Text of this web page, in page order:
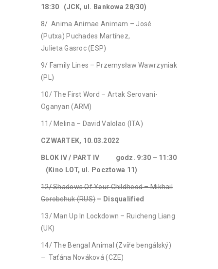
18:30 (JCK, ul. Bankowa 28/30)
8/ Anima Animae Animam – José
(Putxa) Puchades Martínez,
Julieta Gasroc (ESP)
9/ Family Lines – Przemysław Wawrzyniak
(PL)
10/ The First Word – Artak Serovani-
Oganyan (ARM)
11/ Melina – David Valolao (ITA)
CZWARTEK, 10.03.2022
BLOK IV / PART IV godz. 9:30 – 11:30
(Kino LOT, ul. Pocztowa 11)
12/Shadows Of Your Childhood – Mikhail
Gorobchuk (RUS)– Disqualified
13/ Man Up In Lockdown – Ruicheng Liang
(UK)
14/ The Bengal Animal (Zvíře bengálský)
– Taťána Nováková (CZE)